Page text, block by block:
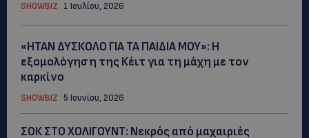
SHOWBIZ 1 Ιουλίου, 2026
«ΗΤΑΝ ΔΥΣΚΟΛΟ ΓΙΑ ΤΑ ΠΑΙΔΙΑ ΜΟΥ»: Η
εξομολόγηση της Κέιτ για τη μάχη με τον
καρκίνο
SHOWBIZ 5 Ιουνίου, 2026
ΣΟΚ ΣΤΟ ΧΟΛΙΓΟΥΝΤ: Νεκρός από μαχαιριές